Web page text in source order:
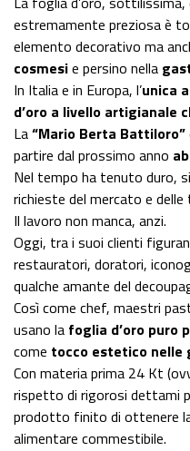
estremamente preziosa è
elemento decorativo ma
cosmesie persino nella
In Italia e in Europa, l’unica
d’oro a livello artigianale
La“Mario Berta Battiloro”
partire dal prossimo anno
Nel tempo ha tenuto duro,
richieste del mercato e delle
Il lavoro non manca, anzi.
Oggi, tra i suoi clienti
restauratori, doratori,
qualche amante del
Così come chef, maestri
usano la foglia d’oro puro
come tocco estetico nelle
Con materia prima 24 Kt
rispetto di rigorosi dettami
prodotto finito di ottenere
alimentare commestibile.